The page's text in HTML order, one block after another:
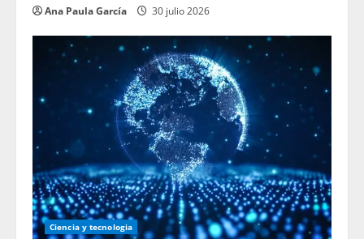
Ana Paula García 30 julio 2026
Ciencia y tecnologia